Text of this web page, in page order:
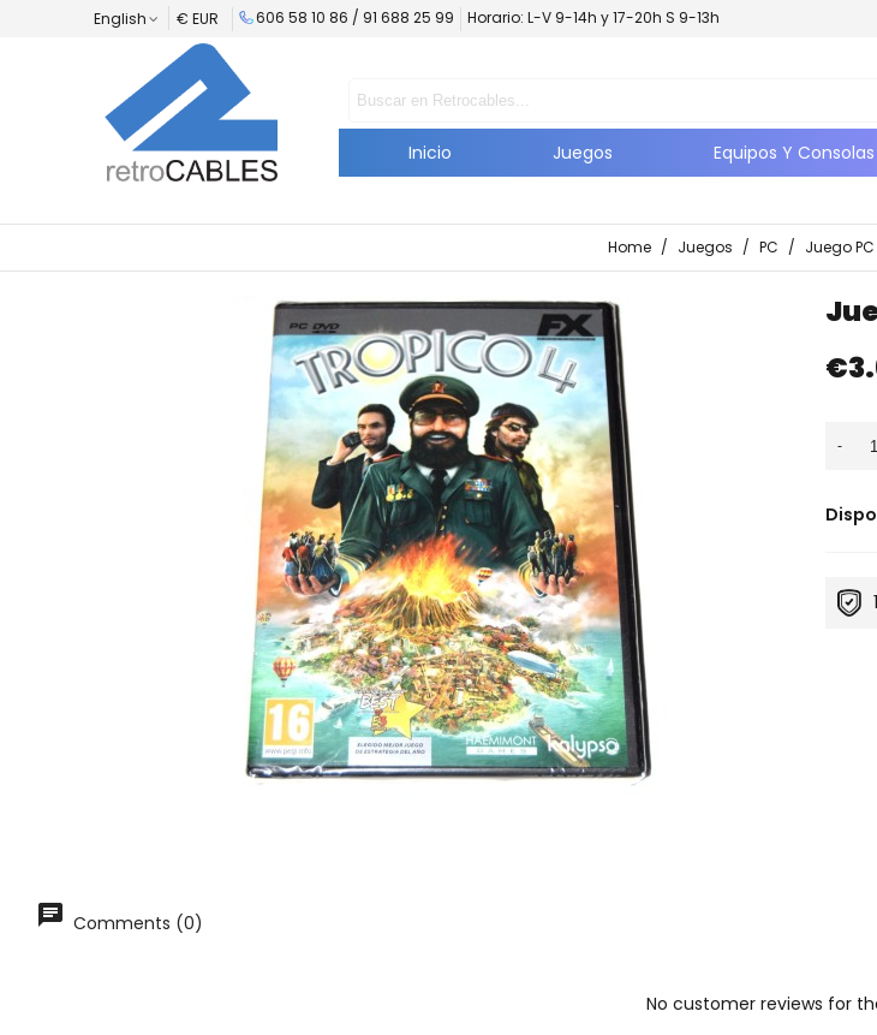
English € EUR 606 58 10 86 / 91 688 25 99 Horario: L-V 9-14h y 17-20h S 9-13h
Inicio Juegos Equipos Y Consolas
Home / Juegos / PC / Juego
-
Comments (0)
No customer reviews for